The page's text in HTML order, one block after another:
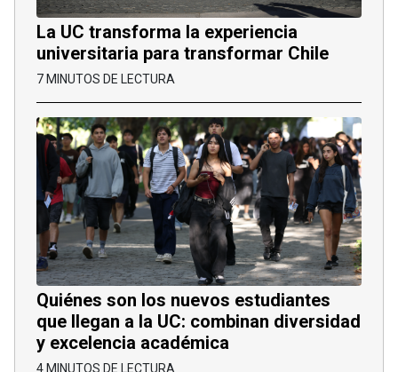
La UC transforma la experiencia
universitaria para transformar Chile
7 MINUTOS DE LECTURA
Quiénes son los nuevos estudiantes
que llegan a la UC: combinan diversidad
y excelencia académica
4 MINUTOS DE LECTURA